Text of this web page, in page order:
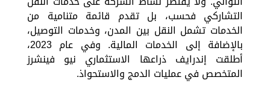
التشاركي فحسب، بل تقدم قائمة متنامية من
الخدمات تشمل النقل بين المدن، وخدمات التوصيل،
بالإضافة إلى الخدمات المالية. وفي عام 2023،
أطلقت إندرايف ذراعها الاستثماري نيو فينشرز
المتخصص في عمليات الدمج والاستحواذ.